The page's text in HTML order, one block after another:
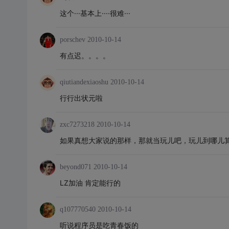
这个···基本上····很难···
porschev 2010-10-14
有点迟。。。。
qiutiandexiaoshu 2010-10-14
行行出状元啦
zxc7273218 2010-10-14
如果真想大家说的那样，那就当玩儿吧，玩儿到哪儿
beyond071 2010-10-14
LZ加油 肯定能行的
q107770540 2010-10-14
听说程序员是吃青春饭的